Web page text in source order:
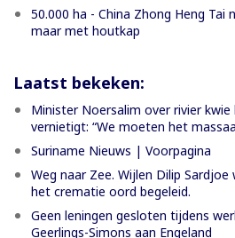
50.000 ha - China Zhong Heng Tai
maar met houtkap
Laatst bekeken:
Minister Noersalim over rivier kwie
vernietigt: “We moeten het
Suriname Nieuws | Voorpagina
Weg naar Zee. Wijlen Dilip
het crematie oord begeleid.
Geen leningen gesloten tijdens
Geerlings-Simons aan Engeland